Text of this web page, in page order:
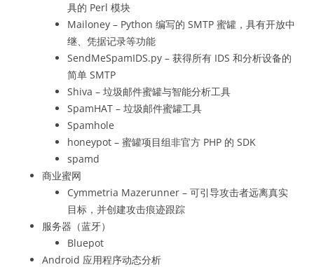
具的 Perl 模块
Mailoney – Python 编写的 SMTP 蜜罐，具有开放中
继、凭据记录等功能
SendMeSpamIDS.py – 获得所有 IDS 和分析设备的
简单 SMTP
Shiva – 垃圾邮件蜜罐与智能分析工具
SpamHAT – 垃圾邮件蜜罐工具
Spamhole
honeypot – 蜜罐项目组非官方 PHP 的 SDK
spamd
商业蜜网
Cymmetria Mazerunner – 可引导攻击者远离真实
目标，并创建攻击痕迹跟踪
服务器（蓝牙）
Bluepot
Android 应用程序动态分析